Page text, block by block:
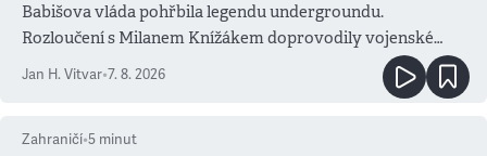
Babišova vláda pohřbila legendu undergroundu.
Rozloučení s Milanem Knížákem doprovodily vojenské
salvy i kritika pokrokářů
Jan H. Vitvar•7. 8. 2026
Zahraničí•5 minut